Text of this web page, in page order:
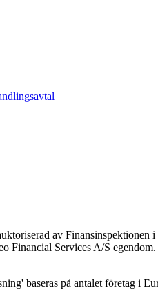
av Finansinspektionen
Services A/S
baseras på antalet företag i